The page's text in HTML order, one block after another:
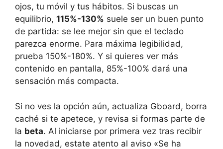
ojos, tu móvil y tus hábitos. Si buscas un
equilibrio, 115%-130% suele ser un buen punto
de partida: se lee mejor sin que el teclado
parezca enorme. Para máxima legibilidad,
prueba 150%-180%. Y si quieres ver más
contenido en pantalla, 85%-100% dará una
sensación más compacta.
Si no ves la opción aún, actualiza Gboard, borra
caché si te apetece, y revisa si formas parte de
la beta. Al iniciarse por primera vez tras recibir
la novedad, estate atento al aviso «Se ha